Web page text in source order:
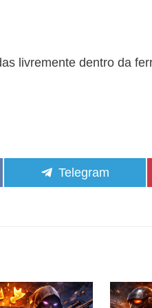
livremente dentro da
Share
on
Telegram